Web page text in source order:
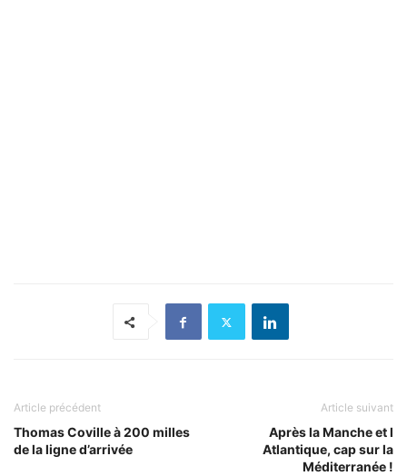
Article précédent
Thomas Coville à 200 milles
de la ligne d’arrivée
Article suivant
Après la Manche et l
Atlantique, cap sur la
Méditerranée !